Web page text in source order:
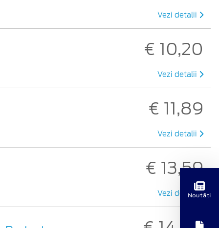
Vezi detalii
€ 10,20
Vezi detalii
€ 11,89
Vezi detalii
€ 13,59
Vezi detaliiNoutăți